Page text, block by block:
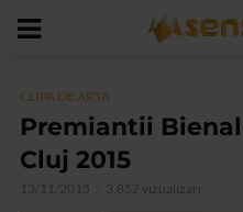
CLIPA DE ARTA
Premiantii
Cluj 2015
13/11/2015 3.852 vizualizari